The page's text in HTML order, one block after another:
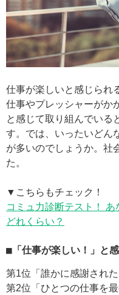
仕事が楽しいと感じられ
仕事やプレッシャーがか
と感じて取り組んでいる
す。では、いったいどん
が多いのでしょうか。社
た。
▼こちらもチェック！
コミュ力診断テスト！
どれくらい？
■「仕事が楽しい！」と
第1位「誰かに感謝され
第2位「ひとつの仕事を